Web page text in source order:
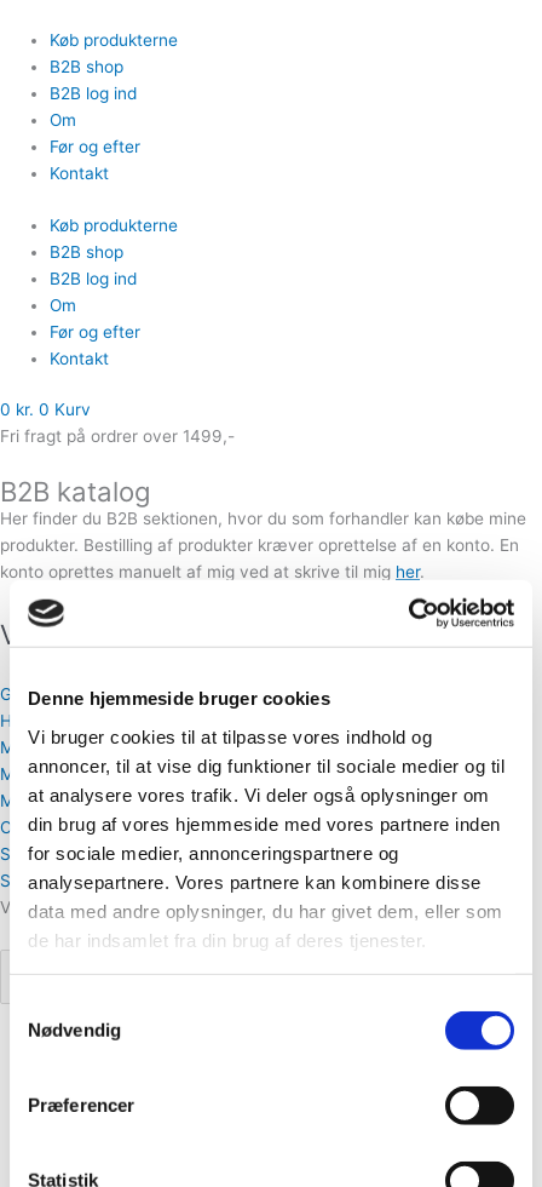
Denne hjemmeside bruger cookies
Vi bruger cookies til at tilpasse vores indhold og
annoncer, til at vise dig funktioner til sociale medier og til
at analysere vores trafik. Vi deler også oplysninger om
din brug af vores hjemmeside med vores partnere inden
for sociale medier, annonceringspartnere og
analysepartnere. Vores partnere kan kombinere disse
data med andre oplysninger, du har givet dem, eller som
de har indsamlet fra din brug af deres tjenester.
Samtykkevalg
Nødvendig
Præferencer
Statistik
indholdet
Køb produkterne
B2B shop
B2B log ind
Om
Før og efter
Kontakt
Køb produkterne
B2B shop
B2B log ind
Om
Før og efter
Kontakt
0 kr. 0 Kurv
Fri fragt på ordrer over 1499,-
B2B katalog
Her finder du B2B sektionen, hvor du som forhandler kan købe mine
produkter. Bestilling af produkter kræver oprettelse af en konto. En
konto oprettes manuelt af mig ved at skrive til mig her.
Varekategorier
Gua sha og CUPme
HairLove
Marketingmateriale
Masker
Mænd
Organic Konjac
Silky Sleep Mask
Svampe
Viser 4 resultater
efter
Ansigt
Organic Konjac Svamp Lavender –